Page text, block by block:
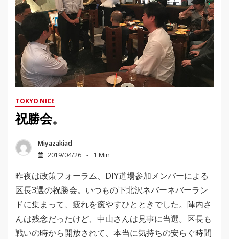
TOKYO NICE
祝勝会。
Miyazakiad
2019/04/26
1 Min
昨夜は政策フォーラム、DIY道場参加メンバーによる
区長3選の祝勝会。いつもの下北沢ネバーネバーラン
ドに集まって、疲れを癒やすひとときでした。陣内さ
んは残念だったけど、中山さんは見事に当選。区長も
戦いの時から開放されて、本当に気持ちの安らぐ時間